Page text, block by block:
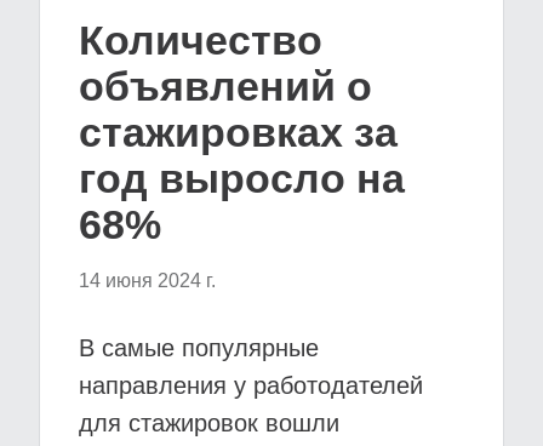
Количество
объявлений о
стажировках за
год выросло на
68%
14 июня 2024 г.
В самые популярные
направления у работодателей
для стажировок вошли